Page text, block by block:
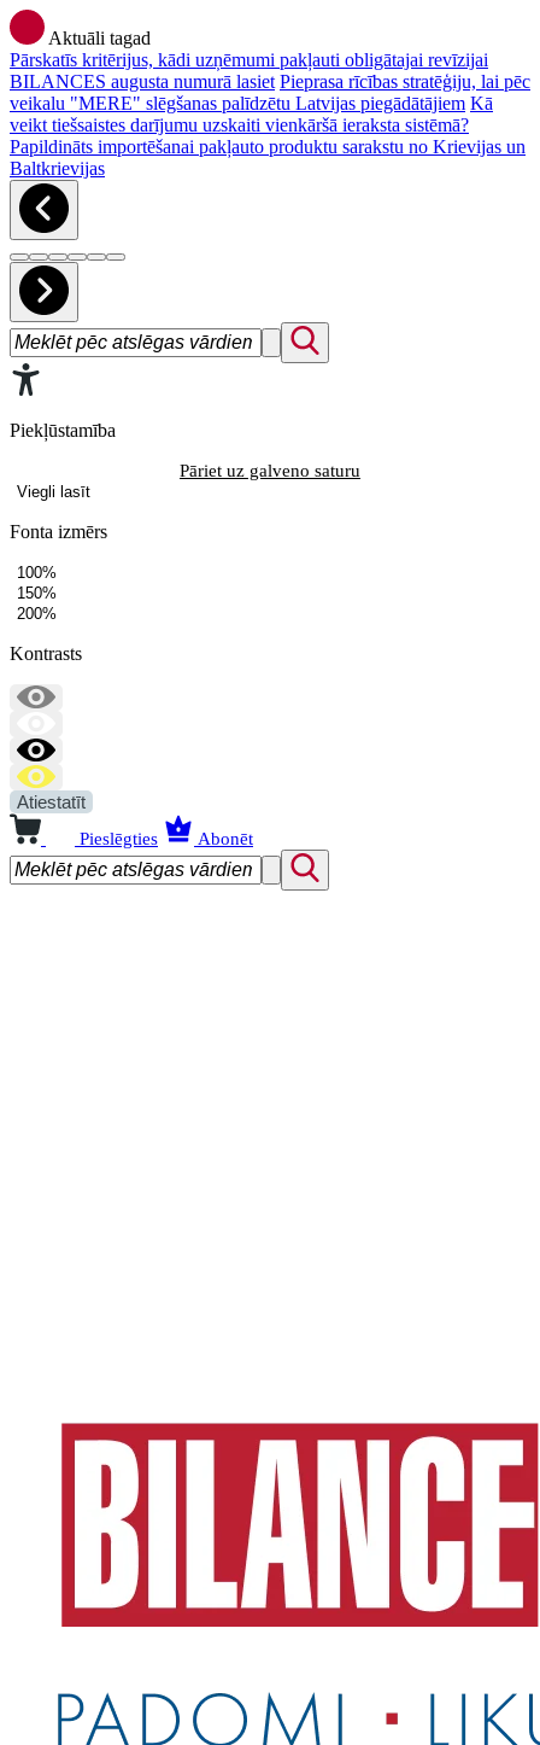
Aktuāli tagad
Pārskatīs kritērijus, kādi uzņēmumi pakļauti obligātajai revīzijai
BILANCES augusta numurā lasiet Pieprasa rīcības stratēģiju, lai pēc
veikalu "MERE" slēgšanas palīdzētu Latvijas piegādātājiem Kā
veikt tiešsaistes darījumu uzskaiti vienkāršā ieraksta sistēmā?
Papildināts importēšanai pakļauto produktu sarakstu no Krievijas un
Baltkrievijas
Piekļūstamība
Pāriet uz galveno saturu
Viegli lasīt
Fonta izmērs
100%
150%
200%
Kontrasts
Atiestatīt
Pieslēgties Abonēt